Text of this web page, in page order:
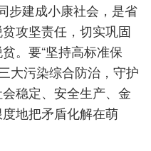
步建成小康社会，是省
攻坚责任，切实巩固
。要“坚持高标准保
大污染综合防治，守护
稳定、安全生产、金
地把矛盾化解在萌